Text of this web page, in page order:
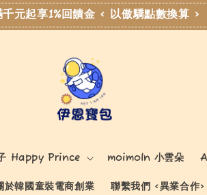
元起享1%回饋金 < 以傲驕點數換算 >
Happy Prince moimoln 小雲朵
於韓國童裝電商創業 聯繫我們 <異業合作>